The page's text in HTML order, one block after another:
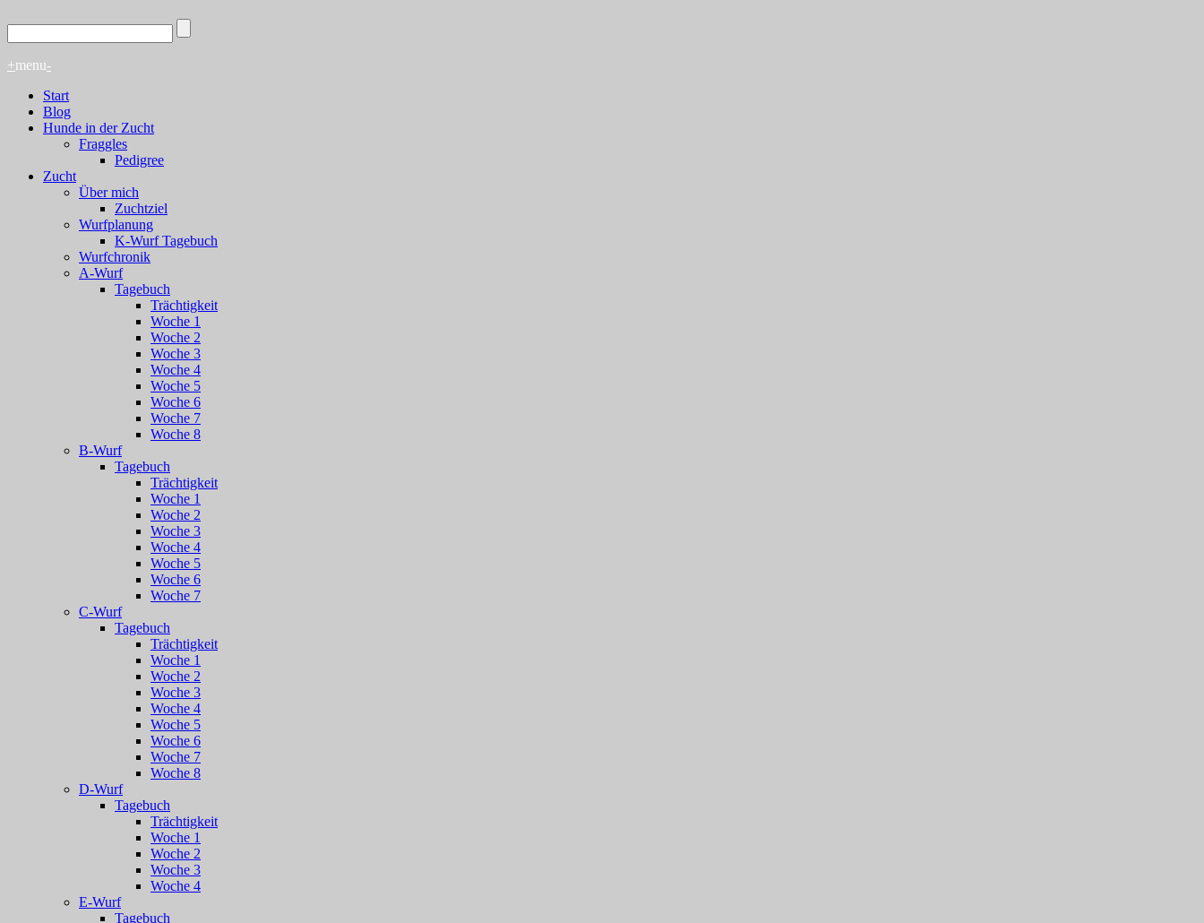
+menu-
Start
Blog
Hunde in der Zucht
Fraggles
Pedigree
Zucht
Über mich
Zuchtziel
Wurfplanung
K-Wurf Tagebuch
Wurfchronik
A-Wurf
Tagebuch
Trächtigkeit
Woche 1
Woche 2
Woche 3
Woche 4
Woche 5
Woche 6
Woche 7
Woche 8
B-Wurf
Tagebuch
Trächtigkeit
Woche 1
Woche 2
Woche 3
Woche 4
Woche 5
Woche 6
Woche 7
C-Wurf
Tagebuch
Trächtigkeit
Woche 1
Woche 2
Woche 3
Woche 4
Woche 5
Woche 6
Woche 7
Woche 8
D-Wurf
Tagebuch
Trächtigkeit
Woche 1
Woche 2
Woche 3
Woche 4
E-Wurf
Tagebuch